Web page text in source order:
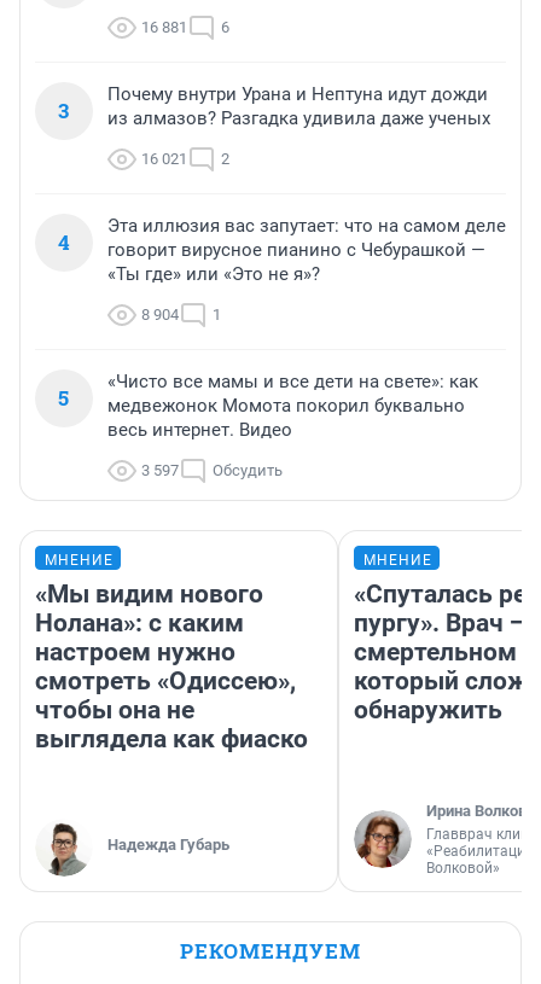
16 881 6
3
Почему внутри Урана и Нептуна идут дожди
из алмазов? Разгадка удивила даже ученых
16 021 2
4
Эта иллюзия вас запутает: что на самом деле
говорит вирусное пианино с Чебурашкой —
«Ты где» или «Это не я»?
8 904 1
5
«Чисто все мамы и все дети на свете»: как
медвежонок Момота покорил буквально
весь интернет. Видео
3 597 Обсудить
МНЕНИЕ
«Мы видим нового
Нолана»: с каким
настроем нужно
смотреть «Одиссею»,
чтобы она не
выглядела как фиаско
Надежда Губарь
МНЕНИЕ
«Спуталась
пургу». Врач —
смертельном
который
обнаружить
Ирина Волкова
Главврач
«Реабилитация
Волковой»
РЕКОМЕНДУЕМ